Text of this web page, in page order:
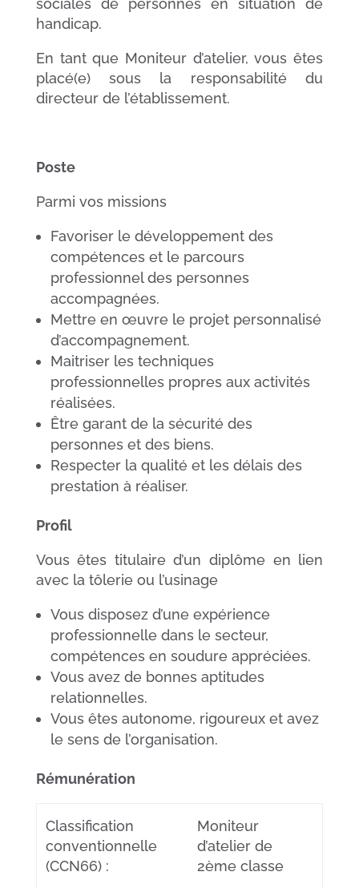
sociales de personnes en situation de
handicap.
En tant que Moniteur d’atelier, vous êtes
placé(e) sous la responsabilité du
directeur de l’établissement.
Poste
Parmi vos missions
Favoriser le développement des
compétences et le parcours
professionnel des personnes
accompagnées.
Mettre en œuvre le projet personnalisé
d’accompagnement.
Maitriser les techniques
professionnelles propres aux activités
réalisées.
Être garant de la sécurité des
personnes et des biens.
Respecter la qualité et les délais des
prestation à réaliser.
Profil
Vous êtes titulaire d’un diplôme en lien
avec la tôlerie ou l’usinage
Vous disposez d’une expérience
professionnelle dans le secteur,
compétences en soudure appréciées.
Vous avez de bonnes aptitudes
relationnelles.
Vous êtes autonome, rigoureux et avez
le sens de l’organisation.
Rémunération
Classification
conventionnelle
(CCN66) :
Moniteur
d’atelier de
2ème classe